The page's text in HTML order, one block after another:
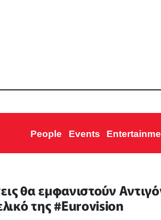
People Events
θα εμφανιστούν
της #Eurovision